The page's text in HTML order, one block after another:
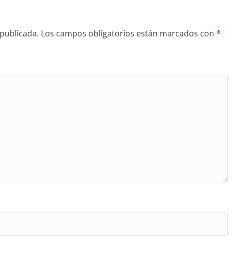
Los campos obligatorios están marcados con *